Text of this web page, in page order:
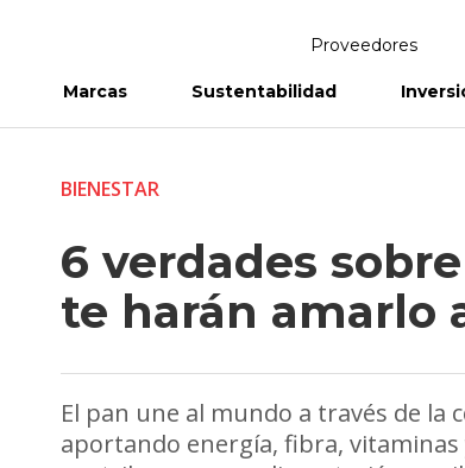
Proveedores
Marcas Sustentabilidad
BIENESTAR
6 verdades
te harán amarlo
El pan une al mundo a través de la
aportando energía, fibra, vitaminas